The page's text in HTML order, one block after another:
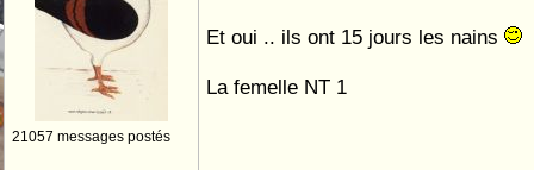
21057 messages postés
Et oui .. ils ont 15 jours les nains
La femelle NT 1